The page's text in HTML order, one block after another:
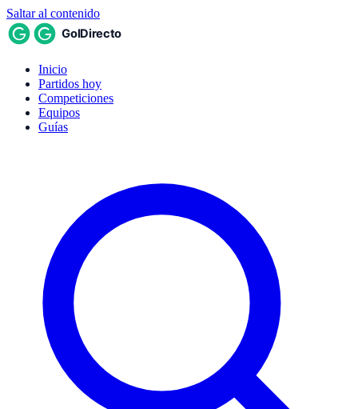
Saltar al contenido
Inicio
Partidos hoy
Competiciones
Equipos
Guías